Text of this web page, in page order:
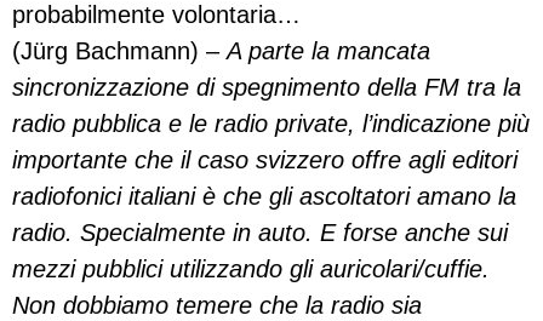
probabilmente volontaria…
(Jürg Bachmann) –A parte la mancata
sincronizzazione di spegnimento della FM tra la
radio pubblica e le radio private, l’indicazione più
importante che il caso svizzero offre agli editori
radiofonici italiani è che gli ascoltatori amano la
radio. Specialmente in auto. E forse anche sui
mezzi pubblici utilizzando gli auricolari/cuffie.
Non dobbiamo temere che la radio sia